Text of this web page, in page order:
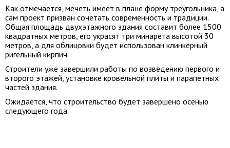
Как отмечается, мечеть имеет в плане форму треугольника, а
сам проект призван сочетать современность и традиции.
Общая площадь двухэтажного здания составит более 1500
квадратных метров, его украсят три минарета высотой 30
метров, а для облицовки будет использован клинкерный
ригельный кирпич.
Строители уже завершили работы по возведению первого и
второго этажей, установке кровельной плиты и парапетных
частей здания.
Ожидается, что строительство будет завершено осенью
следующего года.